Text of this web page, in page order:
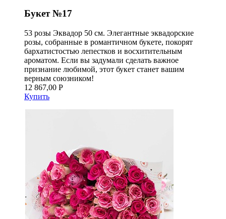
Букет №17
53 розы Эквадор 50 см. Элегантные эквадорские
розы, собранные в романтичном букете, покорят
бархатистостью лепестков и восхитительным
ароматом. Если вы задумали сделать важное
признание любимой, этот букет станет вашим
верным союзником!
12 867,00 Р
Купить